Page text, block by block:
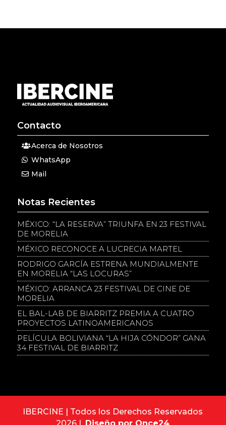
Contacto
Acerca de Nosotros
WhatsApp
Mail
Notas Recientes
MÉXICO: “LA RESERVA” TRIUNFA EN 23 FESTIVAL
DE MORELIA
MÉXICO RECONOCE A LUCRECIA MARTEL
RODRIGO GARCÍA ESTRENA MUNDIALMENTE
EN MORELIA “LAS LOCURAS”
MÉXICO: ARRANCA 23 FESTIVAL DE CINE DE
MORELIA
EL BAL-LAB DE BIARRITZ PREMIA A CUATRO
PROYECTOS LATINOAMERICANOS
PELÍCULA BOLIVIANA “LA HIJA CÓNDOR” GANA
34 FESTIVAL DE BIARRITZ
IBERCINE | Todos los Derechos Reservados
2026 | Diseño por Once24